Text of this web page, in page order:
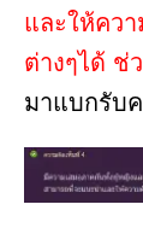
และให้คว
ต่างๆได้ ช่
มาแบกรับ